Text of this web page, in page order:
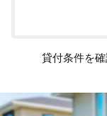
貸付条件を